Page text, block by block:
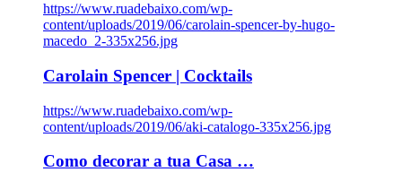
https://www.ruadebaixo.com/wp-
content/uploads/2019/06/carolain-spencer-by-hugo-
macedo_2-335x256.jpg
Carolain Spencer | Cocktails
https://www.ruadebaixo.com/wp-
content/uploads/2019/06/aki-catalogo-335x256.jpg
Como decorar a tua Casa …